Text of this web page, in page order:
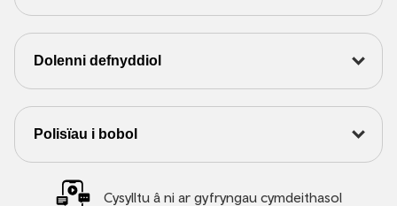
Dolenni defnyddiol
Polisïau i bobol
Cysylltu â ni ar gyfryngau cymdeithasol